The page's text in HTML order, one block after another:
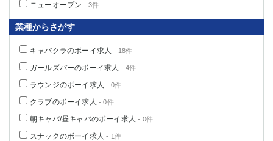
ニューオープン - 3件
業種からさがす
キャバクラのボーイ求人 - 18件
ガールズバーのボーイ求人 - 4件
ラウンジのボーイ求人 - 0件
クラブのボーイ求人 - 0件
朝キャバ/昼キャバのボーイ求人 - 0件
スナックのボーイ求人 - 1件